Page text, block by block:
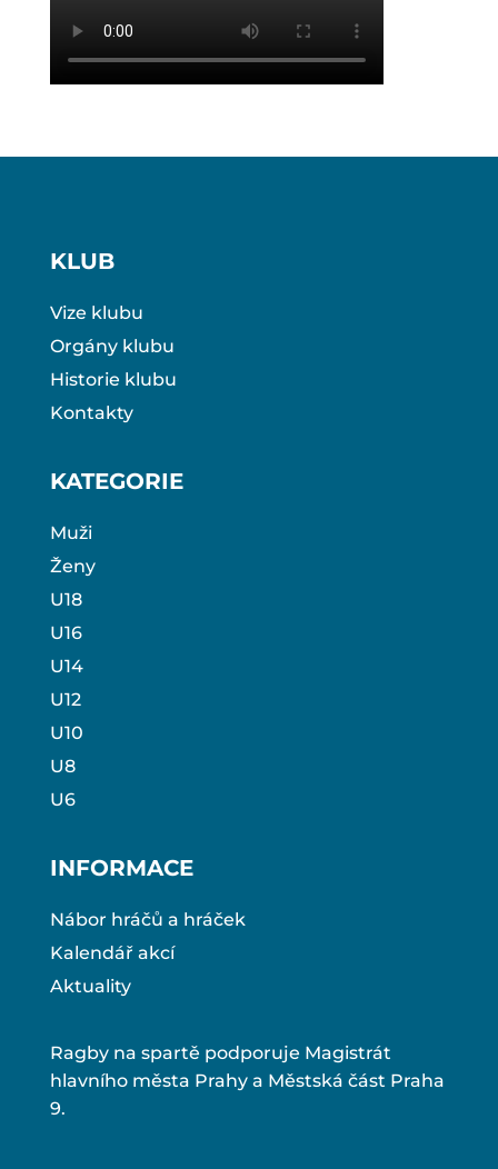
KLUB
Vize klubu
Orgány klubu
Historie klubu
Kontakty
KATEGORIE
Muži
Ženy
U18
U16
U14
U12
U10
U8
U6
INFORMACE
Nábor hráčů a hráček
Kalendář akcí
Aktuality
Ragby na spartě podporuje Magistrát
hlavního města Prahy a Městská část Praha
9.